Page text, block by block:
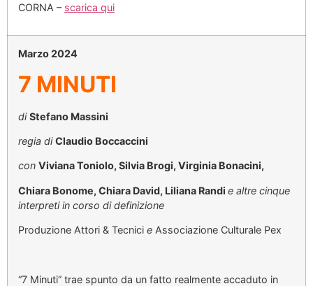
CORNA – scarica qui
Marzo 2024
7 MINUTI
diStefano Massini
regia diClaudio Boccaccini
con Viviana Toniolo, Silvia Brogi, Virginia Bonacini,
Chiara Bonome, Chiara David, Liliana Randi e altre cinque
interpreti in corso di definizione
Produzione Attori & Tecnici e Associazione Culturale Pex
“7 Minuti” trae spunto da un fatto realmente accaduto in